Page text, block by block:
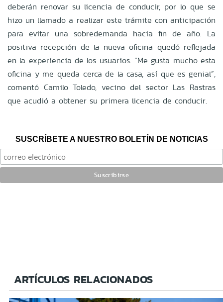
deberán renovar su licencia de conducir, por lo que se
hizo un llamado a realizar este trámite con anticipación
para evitar una sobredemanda hacia fin de año. La
positiva recepción de la nueva oficina quedó reflejada
en la experiencia de los usuarios. “Me gusta mucho esta
oficina y me queda cerca de la casa, así que es genial”,
comentó Camilo Toledo, vecino del sector Las Rastras
que acudió a obtener su primera licencia de conducir.
SUSCRÍBETE A NUESTRO BOLETÍN DE NOTICIAS
ARTÍCULOS RELACIONADOS